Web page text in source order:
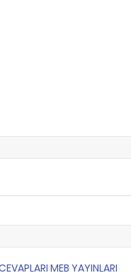
MEB YAYINLARI